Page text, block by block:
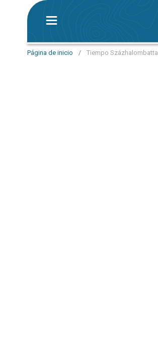
Página de inicio / Tiempo Százhalombatta